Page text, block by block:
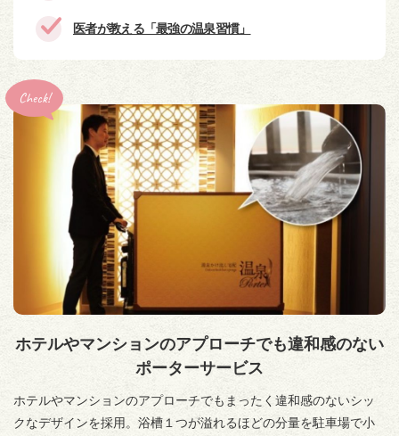
医者が教える「最強の温泉習慣」
Check!
ホテルやマンションのアプローチでも違和感のない
ポーターサービス
ホテルやマンションのアプローチでもまったく違和感のないシッ
クなデザインを採用。浴槽１つが溢れるほどの分量を駐車場で小